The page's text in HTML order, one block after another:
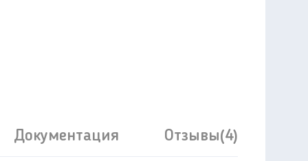
Документация Отзывы(4)